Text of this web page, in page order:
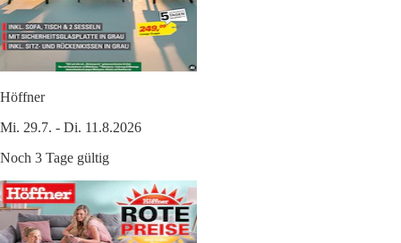
Höffner
Mi. 29.7. - Di. 11.8.2026
Noch 3 Tage gültig